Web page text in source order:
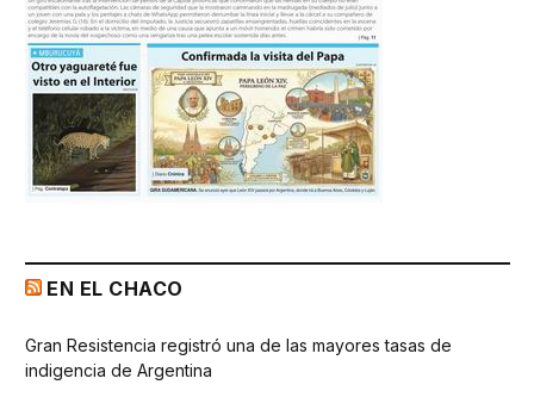
EN EL CHACO
Gran Resistencia registró una de las mayores tasas de
indigencia de Argentina